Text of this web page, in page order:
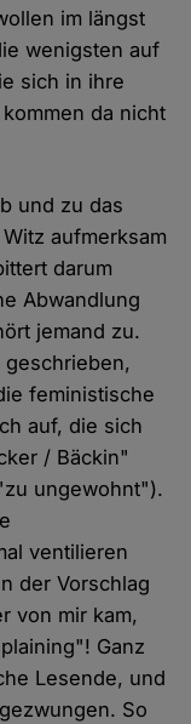
im längst
wenigsten auf
sich in ihre
da nicht
und zu das
aufmerksam
darum
Abwandlung
jemand zu.
feministische
auf, die sich
/ Bäckin"
ungewohnt").
ventilieren
der Vorschlag
von mir kam,
Ganz
Lesende, und
So